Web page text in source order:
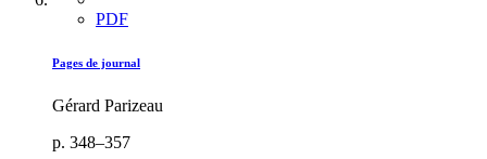
PDF
Pages de journal
Gérard Parizeau
p. 348–357